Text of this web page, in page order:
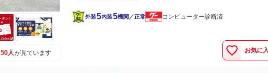
50人が見ています
外装5内装5機関／正常 コンピューター診断済
お気に